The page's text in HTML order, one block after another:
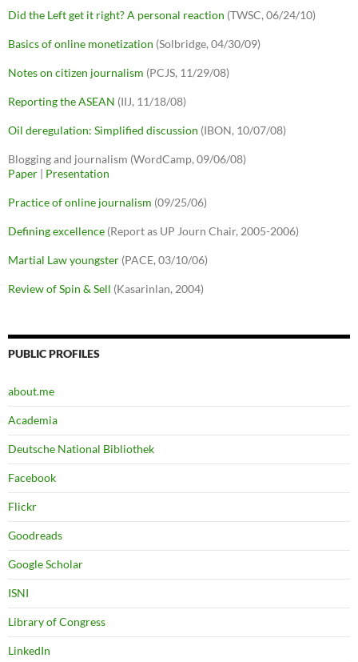
Did the Left get it right? A personal reaction (TWSC, 06/24/10)
Basics of online monetization (Solbridge, 04/30/09)
Notes on citizen journalism (PCJS, 11/29/08)
Reporting the ASEAN (IIJ, 11/18/08)
Oil deregulation: Simplified discussion (IBON, 10/07/08)
Blogging and journalism (WordCamp, 09/06/08)
Paper | Presentation
Practice of online journalism (09/25/06)
Defining excellence (Report as UP Journ Chair, 2005-2006)
Martial Law youngster (PACE, 03/10/06)
Review of Spin & Sell (Kasarinlan, 2004)
PUBLIC PROFILES
about.me
Academia
Deutsche National Bibliothek
Facebook
Flickr
Goodreads
Google Scholar
ISNI
Library of Congress
LinkedIn